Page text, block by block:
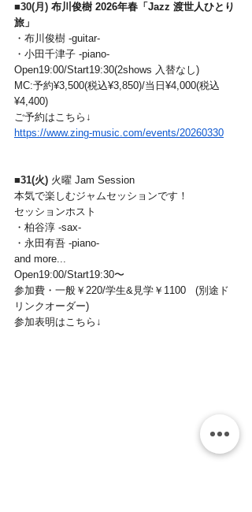
■30(月) 布川俊樹 2026年春「Jazz 渡世人ひとり
旅」
・布川俊樹 -guitar-
・小田千津子 -piano-
Open19:00/Start19:30(2shows 入替なし)
MC:予約¥3,500(税込¥3,850)/当日¥4,000(税込
¥4,400)
ご予約はこちら↓
https://www.zing-music.com/events/20260330
■31(火) 火曜 Jam Session
本気で楽しむジャムセッションです！
セッションホスト
・柏谷淳 -sax-
・永田有吾 -piano-
and more...
Open19:00/Start19:30〜
参加費・一般￥220/学生&見学￥1100   (別途ド
リンクオーダー)
参加表明はこちら↓